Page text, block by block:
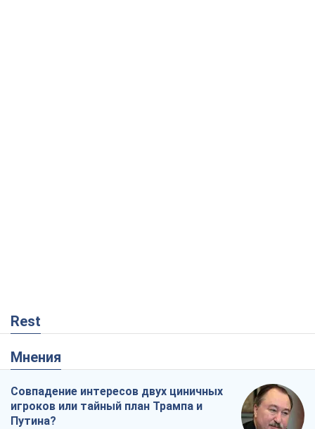
Rest
Мнения
Совпадение интересов двух циничных
игроков или тайный план Трампа и
Путина?